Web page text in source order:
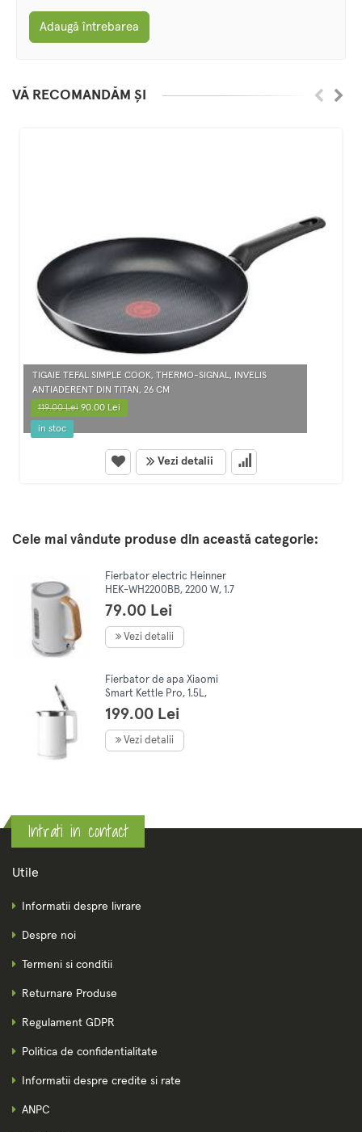
Adaugă întrebarea
VĂ RECOMANDĂM ȘI
TIGAIE TEFAL SIMPLE COOK, THERMO-SIGNAL, INVELIS
ANTIADERENT DIN TITAN, 26 CM
119.00 Lei90.00 Lei
in stoc
Vezi detalii
Cele mai vândute produse din această categorie:
Fierbator electric Heinner
HEK-WH2200BB, 2200 W, 1.7
L, baza rotativa 360°, oprire
automata, filtru detasabil,
79.00 Lei
Vezi detalii
Fierbator de apa Xiaomi
Smart Kettle Pro, 1.5L,
1800W, Bluetooth 4.0,
Control temperatura 12 ore,
Alb
199.00 Lei
Vezi detalii
Intrati in contact
Utile
Informatii despre livrare
Despre noi
Termeni si conditii
Returnare Produse
Regulament GDPR
Politica de confidentialitate
Informatii despre credite si rate
ANPC